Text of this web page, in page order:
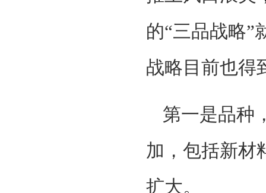
的“三品战略”
战略目前也得
第一是品种
加，包括新材
扩大。